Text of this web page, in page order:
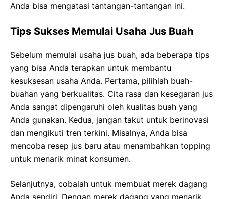
Anda bisa mengatasi tantangan-tantangan ini.
Tips Sukses Memulai Usaha Jus Buah
Sebelum memulai usaha jus buah, ada beberapa tips
yang bisa Anda terapkan untuk membantu
kesuksesan usaha Anda. Pertama, pilihlah buah-
buahan yang berkualitas. Cita rasa dan kesegaran jus
Anda sangat dipengaruhi oleh kualitas buah yang
Anda gunakan. Kedua, jangan takut untuk berinovasi
dan mengikuti tren terkini. Misalnya, Anda bisa
mencoba resep jus baru atau menambahkan topping
untuk menarik minat konsumen.
Selanjutnya, cobalah untuk membuat merek dagang